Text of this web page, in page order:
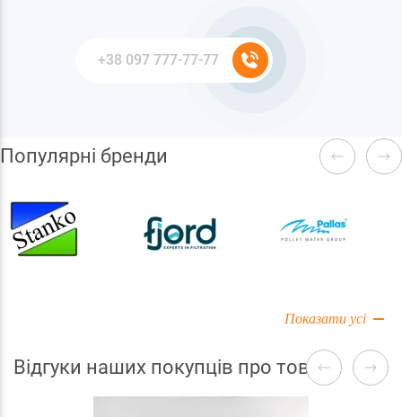
Популярні бренди
Показати усі
Відгуки наших покупців про товари